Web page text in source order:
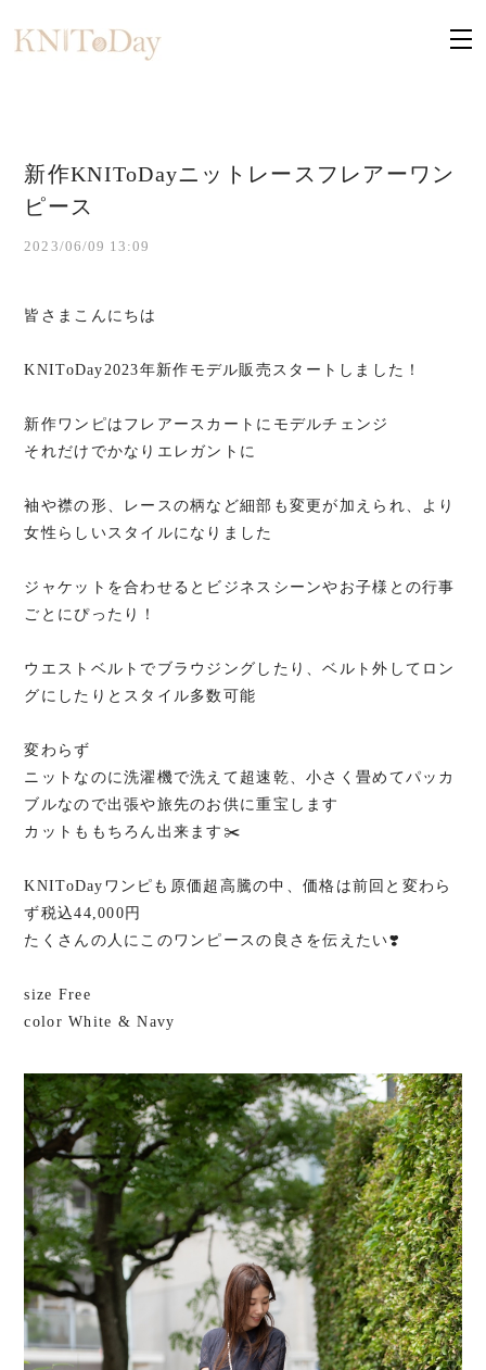
新作KNIToDayニットレースフレアーワン
ピース
2023/06/09 13:09
皆 さまこんにちは
KNIToDay2023年新作モデル販売スタートしました！
新作ワンピはフレアースカートにモデルチェンジ
それだけでかなりエレガントに
袖や襟の形、レースの柄など細部も変更が加えられ、より
女性らしいスタイルになりました
ジャケットを合わせるとビジネスシーンやお子様との行事
ごとにぴったり！
ウエストベルトでブラウジングしたり、ベルト外してロン
グにしたりとスタイル多数可能
変わらず
ニットなのに洗濯機で洗えて超速乾、小さく畳めてパッカ
ブルなので出張や旅先のお供に重宝します
カットももちろん出来ます✂️
KNIToDayワンピも原価超高騰の中、価格は前回と変わら
ず税込44,000円
たくさんの人にこのワンピースの良さを伝えたい❣️
size Free
color White & Navy